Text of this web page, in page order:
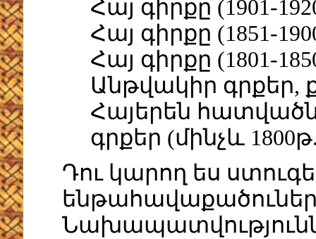
Հայ գիրքը (1901-
Հայ գիրքը (1851-
Հայ գիրքը (1801-
Անթվակիր գրքեր,
Հայերեն
գրքեր (մինչև
Դու կարող ես